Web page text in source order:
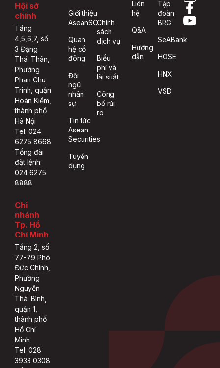
Hội sở
chính
Tầng
4,5,6,7, số
3 Đặng
Thái Thân,
Phường
Phan Chu
Trinh, quận
Hoàn Kiếm,
thành phố
Hà Nội
Tel: 024
6275 8668
Tổng đài
đặt lệnh:
024 6275
8888
Chi
nhánh
Tp. Hồ
Chí Minh
Tầng 2, số
77-79 Phó
Đức Chính,
Phường
Nguyễn
Thái Bình,
quận 1,
thành phố
Hồ Chí
Minh.
Tel: 028
3933 0308
Giới thiệu
AseanSC
Quan
hệ cổ
đông
Đội
ngũ
nhân
sự
Tin tức
Asean
Securities
Tuyển
dụng
Chính
sách
dịch vụ
Biểu
phí và
lãi suất
Công
bố rủi
ro
Liên
hệ
Q&A
Hướng
dẫn
Tập
đoàn
BRG
SeABank
HOSE
HNX
VSD